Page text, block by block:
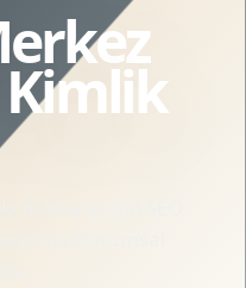
markalar için SEO
Kurumsal